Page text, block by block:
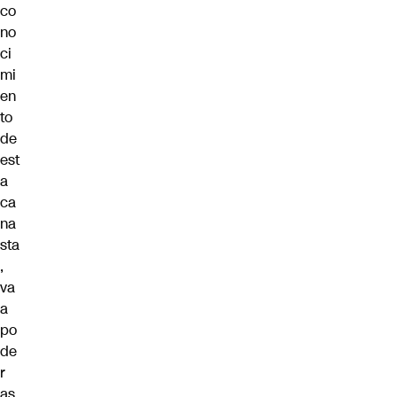
co
no
ci
mi
en
to
de
est
a
ca
na
sta
,
va
a
po
de
r